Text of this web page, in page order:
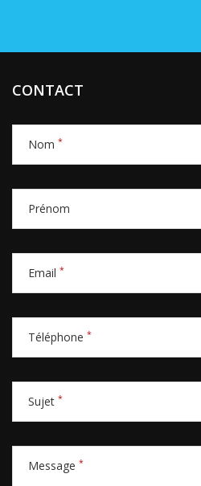
CONTACT
Nom *
Prénom
Email *
Téléphone *
Sujet *
Message *